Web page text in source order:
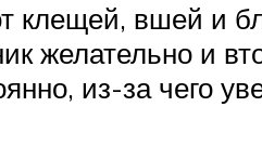
клещей, вшей и
желательно и
из-за чего